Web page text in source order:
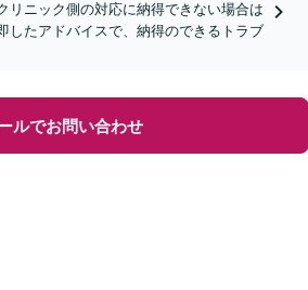
リニック側の対応に納得できない場合は
したアドバイスで、納得のできるトラブ
ルでお問い合わせ